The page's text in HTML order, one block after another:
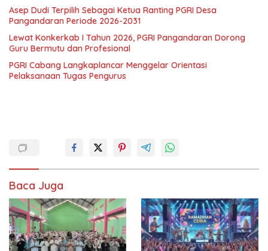
Asep Dudi Terpilih Sebagai Ketua Ranting PGRI Desa
Pangandaran Periode 2026-2031
Lewat Konkerkab I Tahun 2026, PGRI Pangandaran Dorong
Guru Bermutu dan Profesional
PGRI Cabang Langkaplancar Menggelar Orientasi
Pelaksanaan Tugas Pengurus
Baca Juga